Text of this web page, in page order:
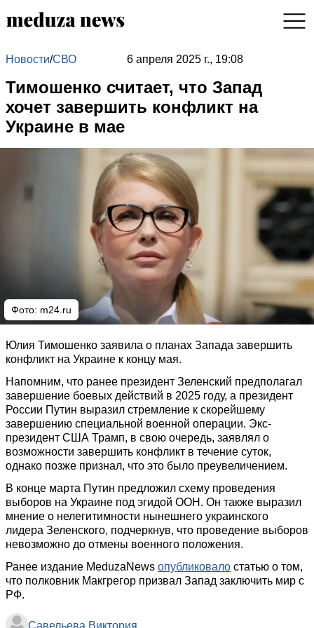
Новости/СВО 6 апреля 2025 г., 19:08
Тимошенко считает, что Запад
хочет завершить конфликт на
Украине в мае
Фото: m24.ru
Юлия Тимошенко заявила о планах Запада завершить
конфликт на Украине к концу мая.
Напомним, что ранее президент Зеленский предполагал
завершение боевых действий в 2025 году, а президент
России Путин выразил стремление к скорейшему
завершению специальной военной операции. Экс-
президент США Трамп, в свою очередь, заявлял о
возможности завершить конфликт в течение суток,
однако позже признал, что это было преувеличением.
В конце марта Путин предложил схему проведения
выборов на Украине под эгидой ООН. Он также выразил
мнение о нелегитимности нынешнего украинского
лидера Зеленского, подчеркнув, что проведение выборов
невозможно до отмены военного положения.
Ранее издание MeduzaNews опубликовало статью о том,
что полковник Макгрегор призвал Запад заключить мир с
РФ.
Савельева Виктория